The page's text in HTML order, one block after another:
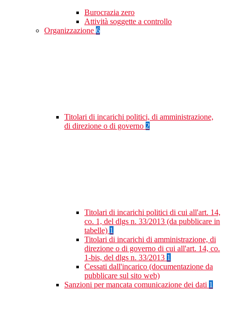
Burocrazia zero
Attività soggette a controllo
Organizzazione 6
Titolari di incarichi politici, di amministrazione,
di direzione o di governo 2
Titolari di incarichi politici di cui all'art. 14,
co. 1, del dlgs n. 33/2013 (da pubblicare in
tabelle) 1
Titolari di incarichi di amministrazione, di
direzione o di governo di cui all'art. 14, co.
1-bis, del dlgs n. 33/2013 1
Cessati dall'incarico (documentazione da
pubblicare sul sito web)
Sanzioni per mancata comunicazione dei dati 1